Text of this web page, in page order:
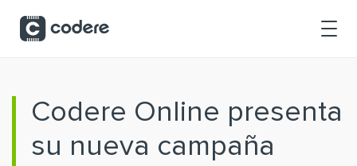
Codere Online presenta
su nueva campaña